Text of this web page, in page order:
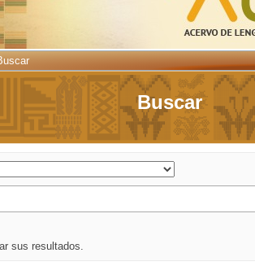
Buscar
sus resultados.